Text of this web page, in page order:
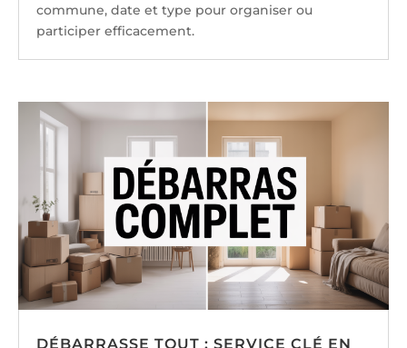
commune, date et type pour organiser ou
participer efficacement.
DÉBARRASSE TOUT : SERVICE CLÉ EN